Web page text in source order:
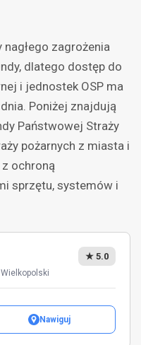
zagrożenia
dlatego dostęp do
i jednostek OSP ma
Poniżej znajdują
Państwowej Straży
pożarnych z miasta i
ochroną
sprzętu, systemów i
★ 5.0
Nawiguj